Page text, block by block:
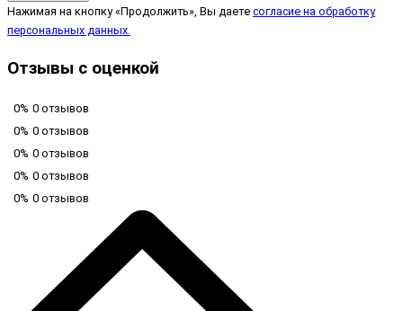
Нажимая на кнопку «Продолжить», Вы даете согласие на обработку
персональных данных.
Отзывы с оценкой
0% 0 отзывов
0% 0 отзывов
0% 0 отзывов
0% 0 отзывов
0% 0 отзывов